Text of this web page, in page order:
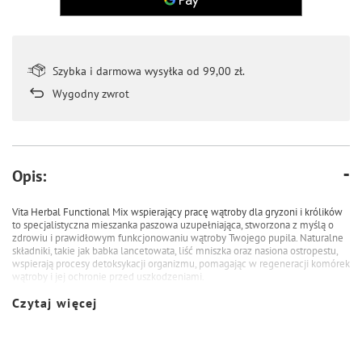
Szybka i darmowa wysyłka od 99,00 zł.
Wygodny zwrot
Opis:
Vita Herbal Functional Mix wspierający pracę wątroby dla gryzoni i królików
to specjalistyczna mieszanka paszowa uzupełniająca, stworzona z myślą o
zdrowiu i prawidłowym funkcjonowaniu wątroby Twojego pupila. Naturalne
składniki, takie jak babka lancetowata, liść mniszka oraz nasiona ostropestu,
wspierają procesy detoksykacji organizmu, pomagając w regeneracji komórek
wątroby i jej ochronie przed uszkodzeniami.
Główne zalety Vita Herbal Functional Mix wspierający pracę wątroby:
Czytaj więcej